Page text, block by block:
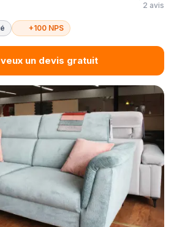
2 avis
+100 NPS
un devis gratuit